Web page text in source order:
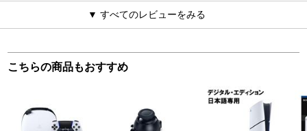
▼ すべてのレビューをみる
こちらの商品もおすすめ